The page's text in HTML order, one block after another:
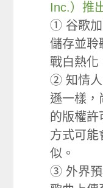
Inc.）推
① 谷歌加
儲存並聆
戰白熱化
② 知情人
遜一樣，
的版權許
方式可能
似。
③ 外界預